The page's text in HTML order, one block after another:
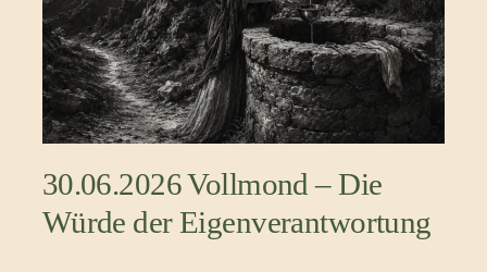
30.06.2026 Vollmond – Die
Würde der Eigenverantwortung